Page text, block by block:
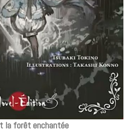
la forêt enchantée